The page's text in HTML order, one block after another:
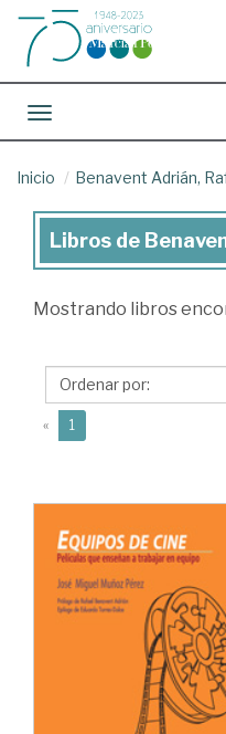
Toggle navigation
Inicio Benavent Adrián,
Libros
Benavent
Rafael
Libros de
Mostrando libros
« 1